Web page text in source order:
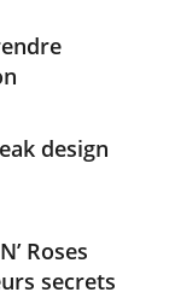
design
Roses
secrets